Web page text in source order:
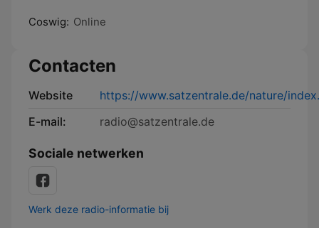
Coswig: Online
Contacten
Website
https://www.satzentrale.de/nature/
E-mail:
radio@satzentrale.de
Sociale netwerken
Werk deze radio-informatie bij